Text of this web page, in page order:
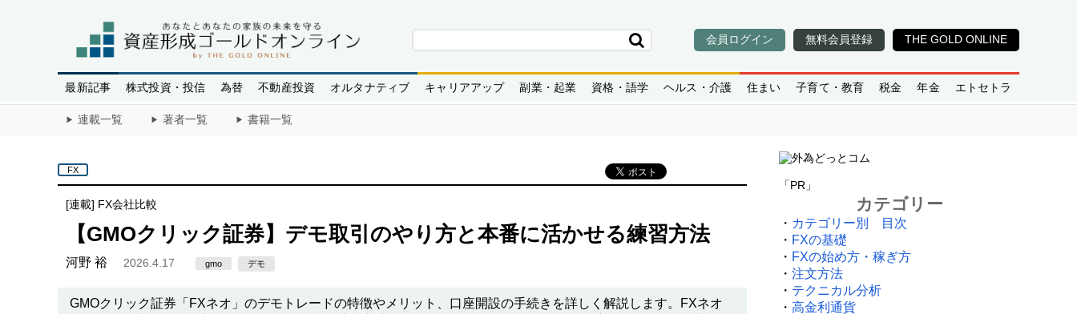
会員ログイン 無料会員登録 THE GOLD ONLINE
最新記事 株式投資・投信 為替 不動産投資 オルタナティブ キャリアアップ 副業・起業 資格・語学 ヘルス・介護 住まい 子育て・教育 税金 年金 エトセトラ
連載一覧 著者一覧 書籍一覧
FX
[連載] FX会社比較
【GMOクリック証券】デモ取引のやり方と本番に活かせる練習方法
河野 裕 2026.4.17 gmo デモ
GMOクリック証券「FXネオ」のデモトレードの特徴やメリット、口座開設の手続きを詳しく解説します。FXネオ
「PR」
カテゴリー
・ カテゴリー別 目次
・ FXの基礎
・ FXの始め方・稼ぎ方
・ 注文方法
・ テクニカル分析
・ 高金利通貨